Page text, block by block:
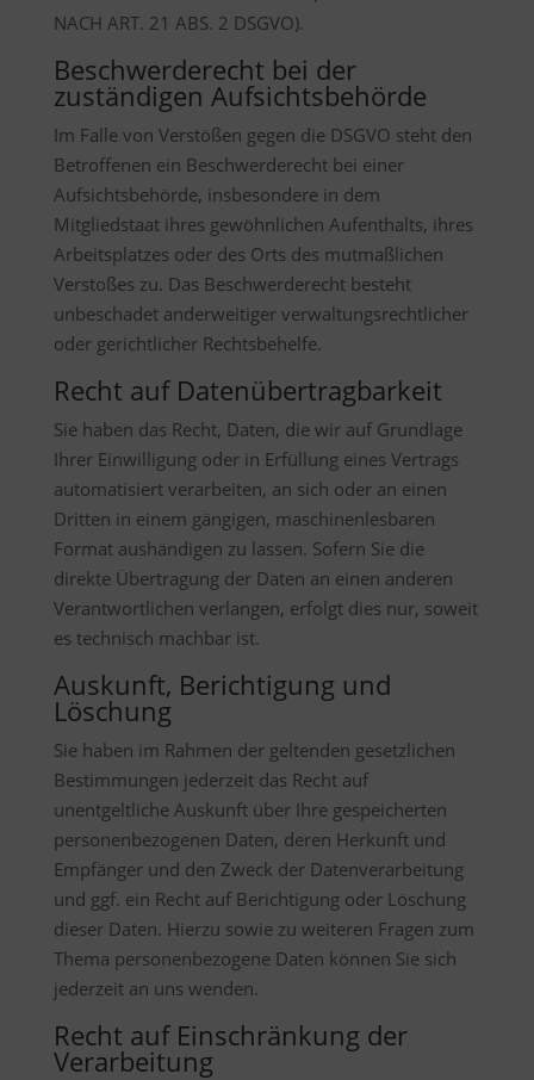
NACH ART. 21 ABS. 2 DSGVO).
Beschwerde­recht bei der
zuständigen Aufsichts­behörde
Im Falle von Verstößen gegen die DSGVO steht den
Betroffenen ein Beschwerderecht bei einer
Aufsichtsbehörde, insbesondere in dem
Mitgliedstaat ihres gewöhnlichen Aufenthalts, ihres
Arbeitsplatzes oder des Orts des mutmaßlichen
Verstoßes zu. Das Beschwerderecht besteht
unbeschadet anderweitiger verwaltungsrechtlicher
oder gerichtlicher Rechtsbehelfe.
Recht auf Daten­übertrag­barkeit
Sie haben das Recht, Daten, die wir auf Grundlage
Ihrer Einwilligung oder in Erfüllung eines Vertrags
automatisiert verarbeiten, an sich oder an einen
Dritten in einem gängigen, maschinenlesbaren
Format aushändigen zu lassen. Sofern Sie die
direkte Übertragung der Daten an einen anderen
Verantwortlichen verlangen, erfolgt dies nur, soweit
es technisch machbar ist.
Auskunft, Berichtigung und
Löschung
Sie haben im Rahmen der geltenden gesetzlichen
Bestimmungen jederzeit das Recht auf
unentgeltliche Auskunft über Ihre gespeicherten
personenbezogenen Daten, deren Herkunft und
Empfänger und den Zweck der Datenverarbeitung
und ggf. ein Recht auf Berichtigung oder Löschung
dieser Daten. Hierzu sowie zu weiteren Fragen zum
Thema personenbezogene Daten können Sie sich
jederzeit an uns wenden.
Recht auf Einschränkung der
Verarbeitung